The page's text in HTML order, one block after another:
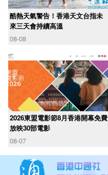
酷熱天氣警告！香港天文台指未
來三天會持續高溫
08-08
2026東盟電影節8月香港開幕免費
放映30部電影
08-07